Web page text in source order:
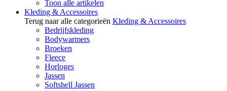
Toon alle artikelen
Kleding & Accessoires
Terug naar alle categorieën Kleding & Accessoires
Bedrijfskleding
Bodywarmers
Broeken
Fleece
Horloges
Jassen
Softshell Jassen